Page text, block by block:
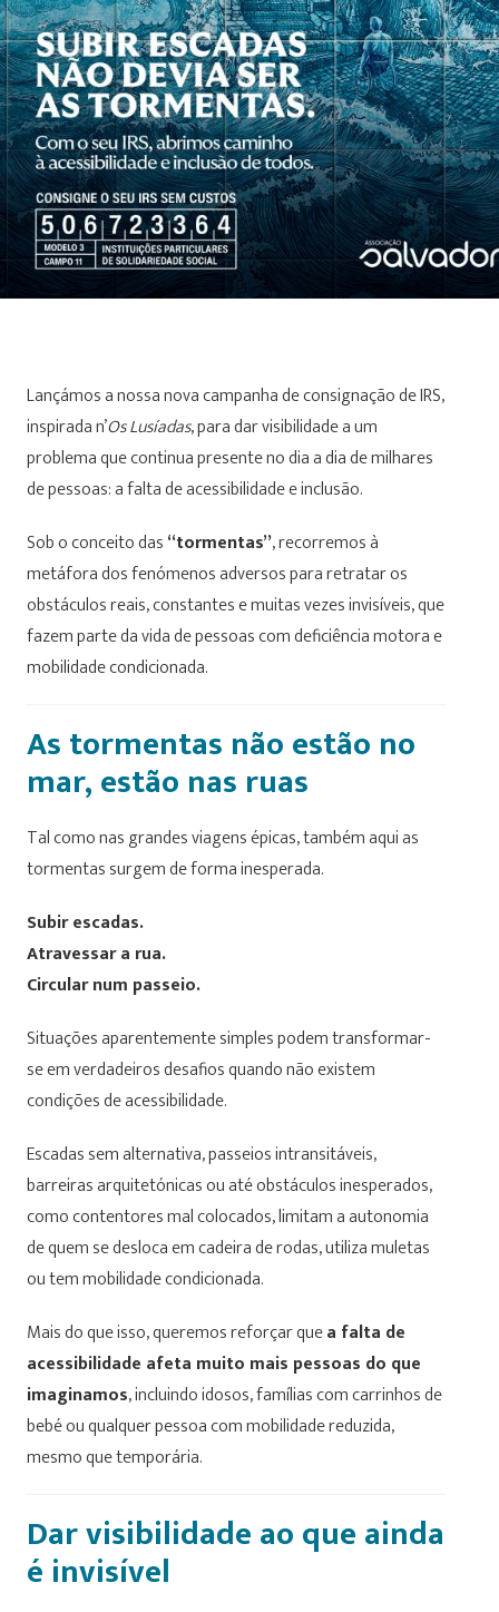
Lançámos a nossa nova campanha de consignação de IRS,
inspirada n’Os Lusíadas, para dar visibilidade a um
problema que continua presente no dia a dia de milhares
de pessoas: a falta de acessibilidade e inclusão.
Sob o conceito das“tormentas”, recorremos à
metáfora dos fenómenos adversos para retratar os
obstáculos reais, constantes e muitas vezes invisíveis, que
fazem parte da vida de pessoas com deficiência motora e
mobilidade condicionada.
As tormentas não estão no
mar, estão nas ruas
Tal como nas grandes viagens épicas, também aqui as
tormentas surgem de forma inesperada.
Subir escadas.
Atravessar a rua.
Circular num passeio.
Situações aparentemente simples podem transformar-
se em verdadeiros desafios quando não existem
condições de acessibilidade.
Escadas sem alternativa, passeios intransitáveis,
barreiras arquitetónicas ou até obstáculos inesperados,
como contentores mal colocados, limitam a autonomia
de quem se desloca em cadeira de rodas, utiliza muletas
ou tem mobilidade condicionada.
Mais do que isso, queremos reforçar quea falta de
acessibilidade afeta muito mais pessoas do que
imaginamos, incluindo idosos, famílias com carrinhos de
bebé ou qualquer pessoa com mobilidade reduzida,
mesmo que temporária.
Dar visibilidade ao que ainda
é invisível